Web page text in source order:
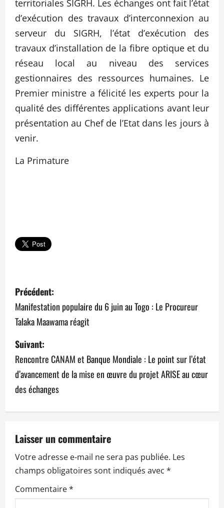
territoriales SIGRH. Les échanges ont fait l’état
d’exécution des travaux d’interconnexion au
serveur du SIGRH, l’état d’exécution des
travaux d’installation de la fibre optique et du
réseau local au niveau des services
gestionnaires des ressources humaines. Le
Premier ministre a félicité les experts pour la
qualité des différentes applications avant leur
présentation au Chef de l’Etat dans les jours à
venir.
La Primature
N
a
v
i
g
a
t
i
o
n
d
Précédent:
Manifestation populaire du 6 juin au Togo : Le Procureur
Talaka Maawama réagit
Suivant:
Rencontre CANAM et Banque Mondiale : Le point sur l’état
d’avancement de la mise en œuvre du projet ARISE au cœur
des échanges
Laisser un commentaire
Votre adresse e-mail ne sera pas publiée. Les
champs obligatoires sont indiqués avec *
Commentaire*